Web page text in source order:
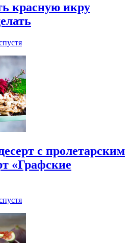
красную икру
с пролетарским
«Графские